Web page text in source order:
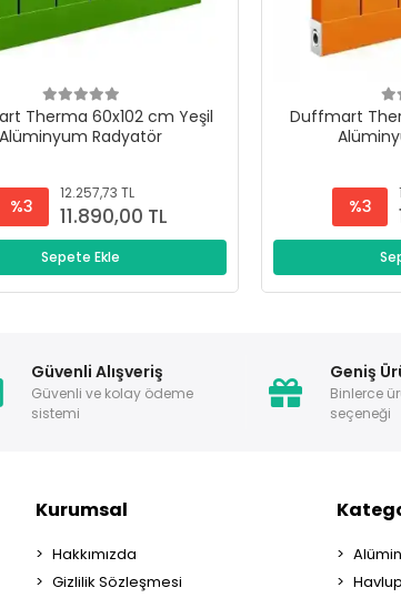
Therma 60x102 cm Yeşil
Alüminyum Radyatör
%3
12.257,73 TL
11.890,00 TL
Sepete Ekle
Duffmart
%3
Güvenli Alışveriş
Güvenli ve kolay ödeme
sistemi
Geniş
Binlerce
seçeneği
Kurumsal
Hakkımızda
Gizlilik Sözleşmesi